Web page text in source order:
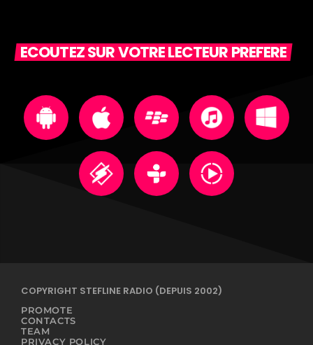
ECOUTEZ SUR VOTRE LECTEUR PREFERE
COPYRIGHT STEFLINE RADIO (DEPUIS 2002)
PROMOTE
CONTACTS
TEAM
PRIVACY POLICY